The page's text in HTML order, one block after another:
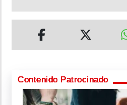
Contenido Patrocinado